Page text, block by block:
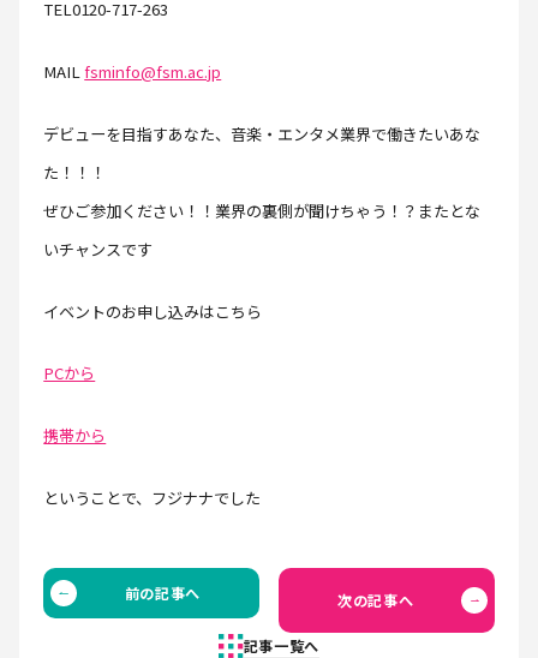
TEL0120-717-263
MAILfsminfo@fsm.ac.jp
デビューを目指すあなた、音楽・エンタメ業界で働きたいあな
た！！！
ぜひご参加ください！！業界の裏側が聞けちゃう！？またとな
いチャンスです
イベントのお申し込みはこちら
PCから
携帯から
ということで、フジナナでした
前の記事へ
記事一覧へ
次の記事へ